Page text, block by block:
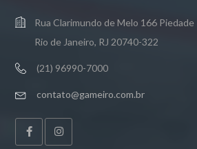
Rua Clarimundo de Melo 166 Piedade
Rio de Janeiro, RJ 20740-322
(21) 96990-7000
contato@gameiro.com.br